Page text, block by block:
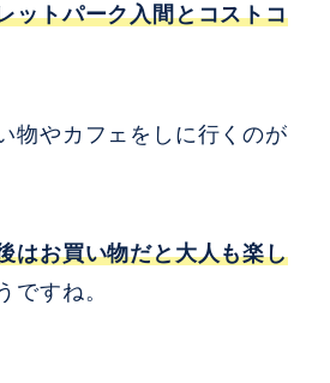
ットパーク入間とコストコ
物やカフェをしに行くのが
はお買い物だと大人も楽し
ですね。